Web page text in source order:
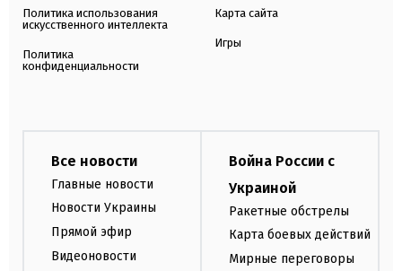
Политика использования
искусственного интеллекта
Политика
конфиденциальности
Карта сайта
Игры
Все новости
Главные новости
Новости Украины
Прямой эфир
Видеоновости
Война России с
Украиной
Ракетные обстрелы
Карта боевых действий
Мирные переговоры